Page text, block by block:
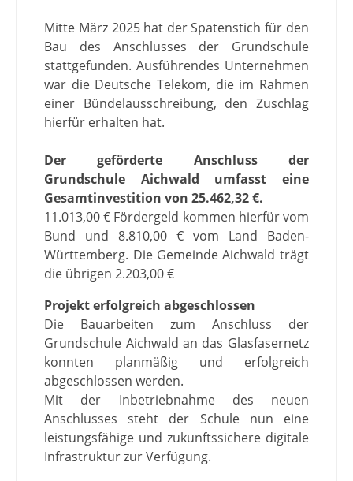
Mitte März 2025 hat der Spatenstich für den
Bau des Anschlusses der Grundschule
stattgefunden. Ausführendes Unternehmen
war die Deutsche Telekom, die im Rahmen
einer Bündelausschreibung, den Zuschlag
hierfür erhalten hat.
Der geförderte Anschluss der
Grundschule Aichwald umfasst eine
Gesamtinvestition von 25.462,32 €.
11.013,00 € Fördergeld kommen hierfür vom
Bund und 8.810,00 € vom Land Baden-
Württemberg. Die Gemeinde Aichwald trägt
die übrigen 2.203,00 €
Projekt erfolgreich abgeschlossen
Die Bauarbeiten zum Anschluss der
Grundschule Aichwald an das Glasfasernetz
konnten planmäßig und erfolgreich
abgeschlossen werden.
Mit der Inbetriebnahme des neuen
Anschlusses steht der Schule nun eine
leistungsfähige und zukunftssichere digitale
Infrastruktur zur Verfügung.